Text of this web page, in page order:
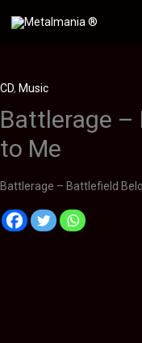
CD, Music
Battlerage –
to Me
Battlerage – Battlefield